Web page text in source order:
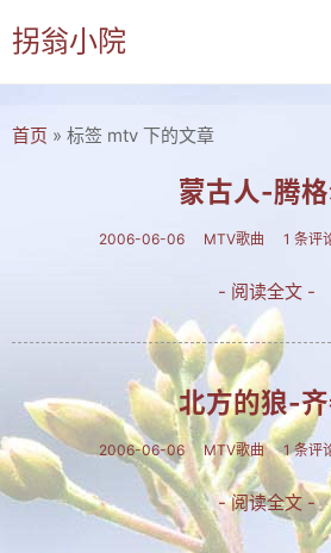
拐翁小院
诗书画
诗词
书画
摄影
付佑平诗集
拐翁诗集
张铁民诗集
文集楹联
首页 » 标签 mtv 下的文章
蒙古人-腾
2006-06-06 MTV歌曲 1 条评
- 阅读全文 -
北方的狼-
2006-06-06 MTV歌曲 1 条评
- 阅读全文 -